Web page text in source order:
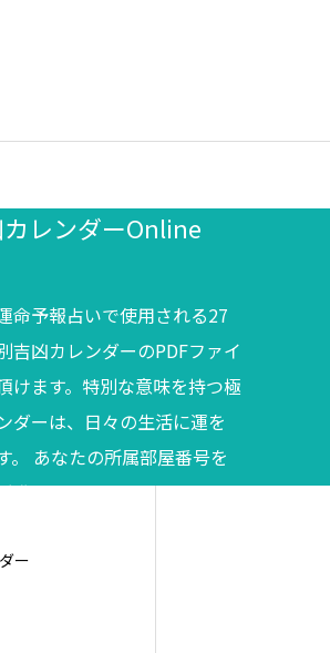
レンダーOnline
命予報占いで使用される27
吉凶カレンダーのPDFファイ
けます。特別な意味を持つ極
ダーは、日々の生活に運を
。 あなたの所属部屋番号を
購入ください。
ー